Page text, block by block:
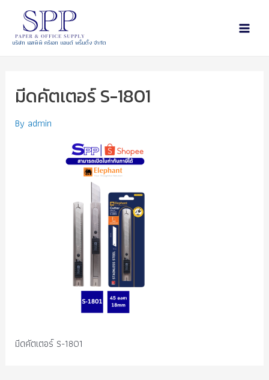
บริษัท เอสพีพี ครีเอท แอนด์ พริ้นติ้ง จำกัด
มีดคัตเตอร์ S-1801
By admin
มีดคัตเตอร์ S-1801